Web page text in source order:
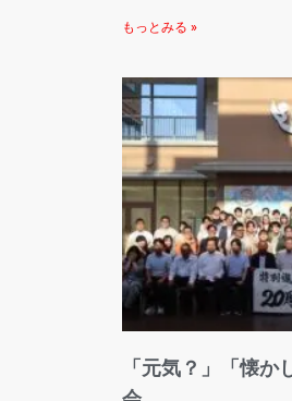
もっとみる »
「元気？」「懐